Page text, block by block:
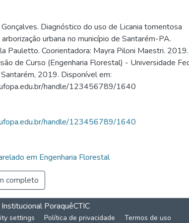
Diagnóstico do uso de Licania tomentosa
urbana no município de Santarém-PA.
Pauletto. Coorientadora: Mayra Piloni Maestri.
de Curso (Engenharia Florestal) - Universidade
2019. Disponível em:
handle/123456789/1640
handle/123456789/1640
em Engenharia Florestal
completo
PoraquêCTIC
settings Política de privacidade Termos de uso